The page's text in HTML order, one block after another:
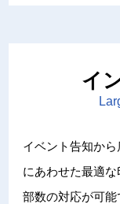
イ
イベント告知か
にあわせた最適
部数の対応が可